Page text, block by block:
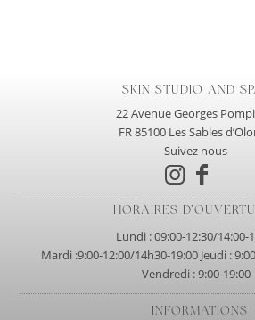
SKIN STUDIO AND
22 Avenue Georges
FR 85100 Les Sables
Suivez nous
HORAIRES
Lundi : 09:00-12:30/14:00-
Mardi :9:00-12:00/14h30-19:00 Jeudi :
Vendredi : 9:00-19:00
INFORMATIONS